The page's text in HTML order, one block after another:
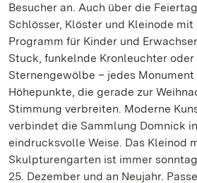
Besucher an. Auch über die
Schlösser, Klöster und Kleinode
Programm für Kinder und
Stuck, funkelnde Kronleuchter
Sternengewölbe – jedes
Höhepunkte, die gerade zur
Stimmung verbreiten. Moderne
verbindet die Sammlung Domnick
eindrucksvolle Weise. Das Kleinod
Skulpturengarten ist immer
25. Dezember und an Neujahr.